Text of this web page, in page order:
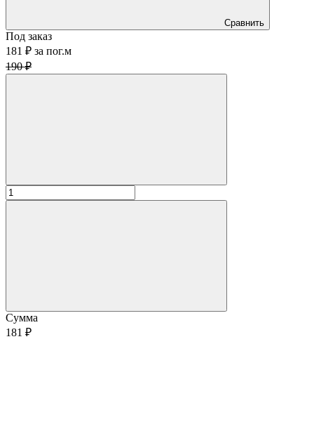
Сравнить
Под заказ
181 ₽ за пог.м
190 ₽
Сумма
181 ₽